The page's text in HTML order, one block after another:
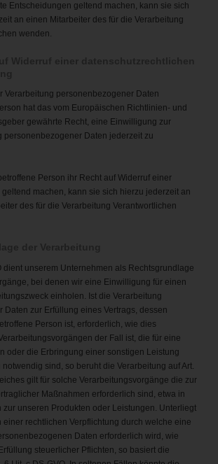
Entscheidungen geltend machen, kann sie sich
an einen Mitarbeiter des für die Verarbeitung
wenden.
Verarbeitung personenbezogener Daten
hat das vom Europäischen Richtlinien- und
gewährte Recht, eine Einwilligung zur
personenbezogener Daten jederzeit zu
Person ihr Recht auf Widerruf einer
machen, kann sie sich hierzu jederzeit an
des für die Verarbeitung Verantwortlichen
dient unserem Unternehmen als Rechtsgrundlage
bei denen wir eine Einwilligung für einen
einholen. Ist die Verarbeitung
Daten zur Erfüllung eines Vertrags, dessen
Person ist, erforderlich, wie dies
der Fall ist, die für eine
oder die Erbringung einer sonstigen Leistung
sind, so beruht die Verarbeitung auf Art.
gilt für solche Verarbeitungsvorgänge die zur
Maßnahmen erforderlich sind, etwa in
zur unseren Produkten oder Leistungen. Unterliegt
einer rechtlichen Verpflichtung durch welche eine
Daten erforderlich wird, wie
steuerlicher Pflichten, so basiert die